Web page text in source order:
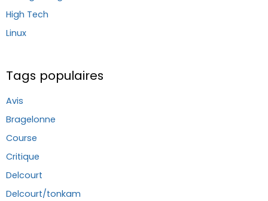
High Tech
Linux
Tags populaires
Avis
Bragelonne
Course
Critique
Delcourt
Delcourt/tonkam